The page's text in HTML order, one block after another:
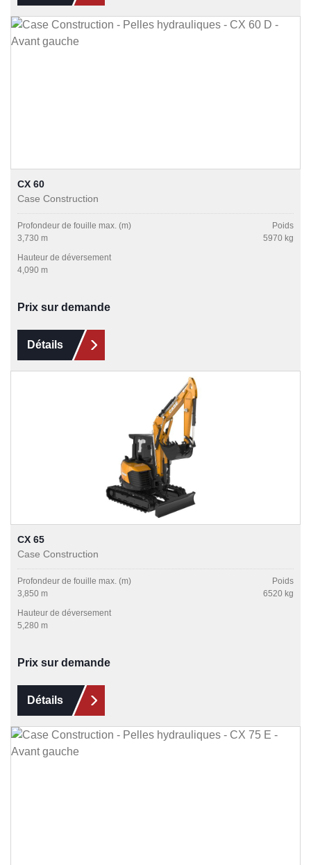
CX 60
Case Construction
Profondeur de fouille max. (m)
3,730 m
Poids
5970 kg
Hauteur de déversement
4,090 m
Prix sur demande
Détails
CX 65
Case Construction
Profondeur de fouille max. (m)
3,850 m
Poids
6520 kg
Hauteur de déversement
5,280 m
Prix sur demande
Détails